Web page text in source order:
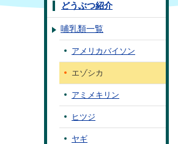
どうぶつ紹介
哺乳類一覧
アメリカバイソン
エゾシカ
アミメキリン
ヒツジ
ヤギ